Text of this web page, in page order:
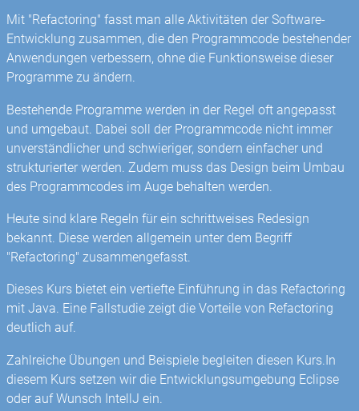
Mit "Refactoring" fasst man alle Aktivitäten der Software-
Entwicklung zusammen, die den Programmcode bestehender
Anwendungen verbessern, ohne die Funktionsweise dieser
Programme zu ändern.
Bestehende Programme werden in der Regel oft angepasst
und umgebaut. Dabei soll der Programmcode nicht immer
unverständlicher und schwieriger, sondern einfacher und
strukturierter werden. Zudem muss das Design beim Umbau
des Programmcodes im Auge behalten werden.
Heute sind klare Regeln für ein schrittweises Redesign
bekannt. Diese werden allgemein unter dem Begriff
"Refactoring" zusammengefasst.
Dieses Kurs bietet ein vertiefte Einführung in das Refactoring
mit Java. Eine Fallstudie zeigt die Vorteile von Refactoring
deutlich auf.
Zahlreiche Übungen und Beispiele begleiten diesen Kurs.In
diesem Kurs setzen wir die Entwicklungsumgebung Eclipse
oder auf Wunsch IntellJ ein.